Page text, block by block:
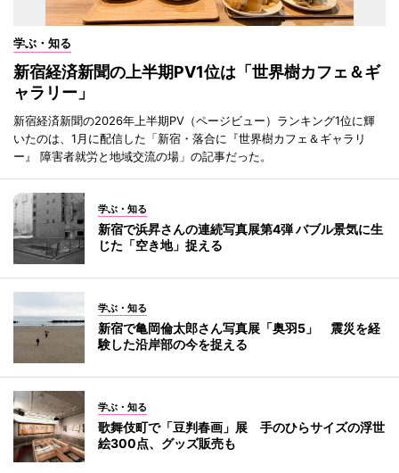
学ぶ・知る
新宿経済新聞の上半期PV1位は「世界樹カフェ＆ギ
ャラリー」
新宿経済新聞の2026年上半期PV（ページビュー）ランキング1位に輝
いたのは、1月に配信した「新宿・落合に『世界樹カフェ＆ギャラリ
ー』 障害者就労と地域交流の場」の記事だった。
学ぶ・知る
新宿で浜昇さんの連続写真展第4弾 バブル景気に生
じた「空き地」捉える
学ぶ・知る
新宿で亀岡倫太郎さん写真展「奥羽5」 震災を経
験した沿岸部の今を捉える
学ぶ・知る
歌舞伎町で「豆判春画」展 手のひらサイズの浮世
絵300点、グッズ販売も